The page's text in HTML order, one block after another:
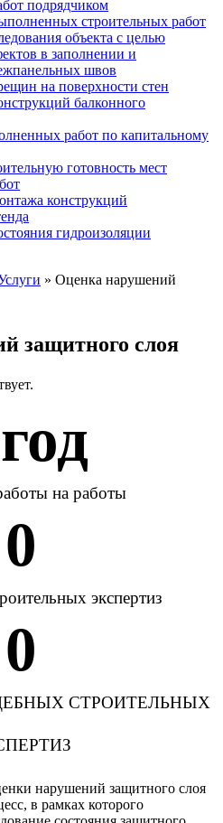
подрядчиком
строительных работ
объекта с целью
в заполнении и
швов
на поверхности стен
балконного
работ по капитальному
готовность мест
конструкций
гидроизоляции
» Оценка нарушений
защитного слоя
год
на работы
0
экспертиз
0
СТРОИТЕЛЬНЫХ
нарушений защитного слоя
в рамках которого